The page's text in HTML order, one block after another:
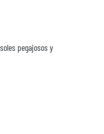
pegajosos y